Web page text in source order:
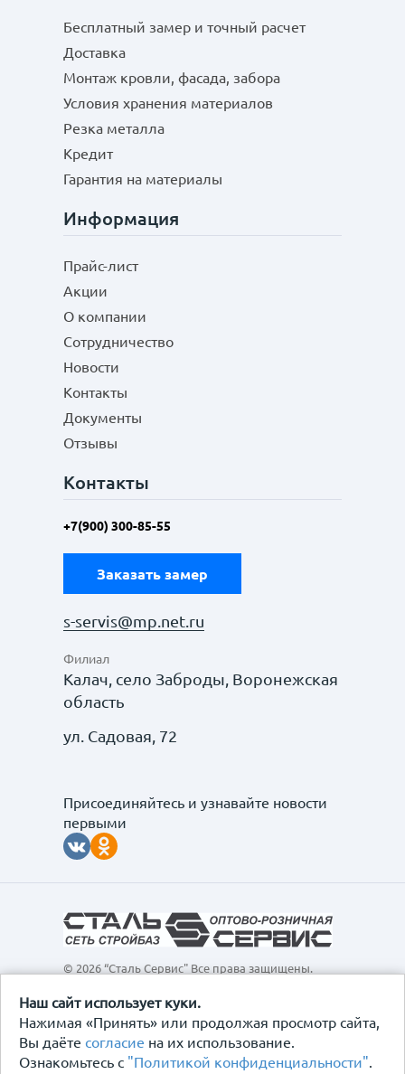
Наш сайт использует куки.
Нажимая «Принять» или продолжая просмотр сайта,
Вы даёте согласие на их использование.
Ознакомьтесь с "Политикой конфиденциальности".
Бесплатный замер и точный расчет
Доставка
Монтаж кровли, фасада, забора
Условия хранения материалов
Резка металла
Кредит
Гарантия на материалы
Информация
Прайс-лист
Акции
О компании
Сотрудничество
Новости
Контакты
Документы
Отзывы
Контакты
+7(900) 300-85-55
Заказать замер
s-servis@mp.net.ru
Филиал
Калач, село Заброды, Воронежская
область
ул. Садовая, 72
Присоединяйтесь и узнавайте новости
первыми
© 2026 “Сталь Сервис" Все права защищены.
интернет-сайт, а также вся информация о товарах и
ценах, предоставленная на нём, носит
исключительно информационный характер и ни при
каких условиях не является публичной офертой,
определяемой положениями Статьи 437